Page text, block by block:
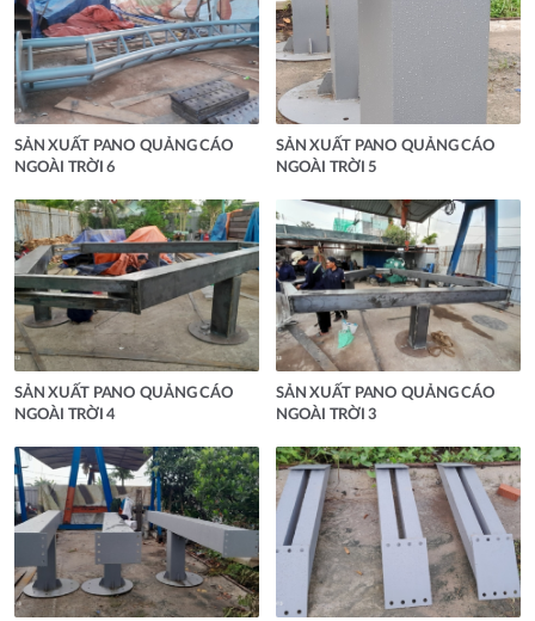
SẢN XUẤT PANO QUẢNG CÁO
NGOÀI TRỜI 6
SẢN XUẤT PANO QUẢNG CÁO
NGOÀI TRỜI 5
SẢN XUẤT PANO QUẢNG CÁO
NGOÀI TRỜI 4
SẢN XUẤT PANO QUẢNG CÁO
NGOÀI TRỜI 3